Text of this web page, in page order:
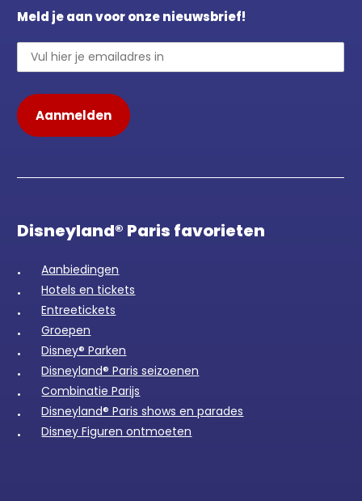
Meld je aan voor onze nieuwsbrief!
Disneyland® Paris favorieten
Aanbiedingen
Hotels en tickets
Entreetickets
Groepen
Disney® Parken
Disneyland® Paris seizoenen
Combinatie Parijs
Disneyland® Paris shows en parades
Disney Figuren ontmoeten